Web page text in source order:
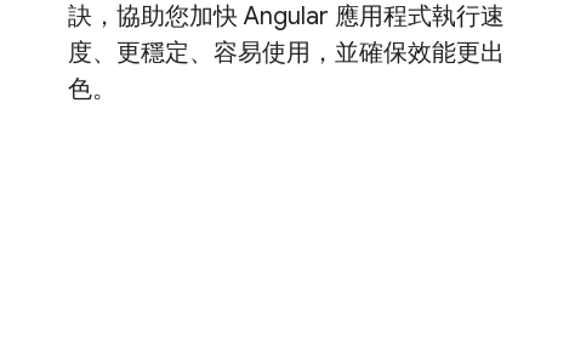
訣，協助您加快 Angular 應用程式執行速
度、更穩定、容易使用，並確保效能更出
色。